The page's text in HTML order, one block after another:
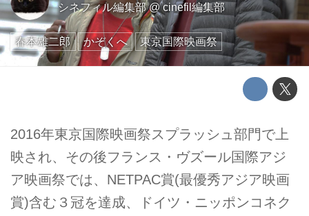
シネフィル編集部@cinefil編集部
春本雄二郎 かぞくへ 東京国際映画祭
2016年東京国際映画祭スプラッシュ部門で上
映され、その後フランス・ヴズール国際アジ
ア映画祭では、NETPAC賞(最優秀アジア映画
賞)含む３冠を達成、ドイツ・ニッポンコネク